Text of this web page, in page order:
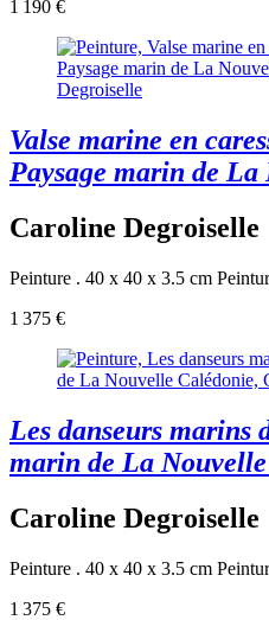
1 190 €
Valse marine en
Paysage marin de
Caroline Degroiselle
Peinture . 40 x 40 x 3.5 cm
1 375 €
Les danseurs marins
marin de La
Caroline Degroiselle
Peinture . 40 x 40 x 3.5 cm
1 375 €